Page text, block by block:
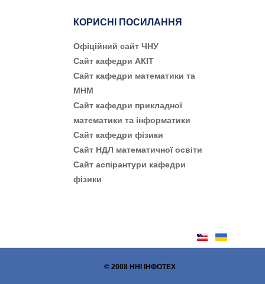
КОРИСНІ ПОСИЛАННЯ
Офіційний сайт ЧНУ
Сайт кафедри АКІТ
Сайт кафедри математики та
МНМ
Сайт кафедри прикладної
математики та інформатики
Сайт кафедри фізики
Сайт НДЛ математичної освіти
Сайт аспірантури кафедри
фізики
© 2008 ННІ ІНФОТЕХ